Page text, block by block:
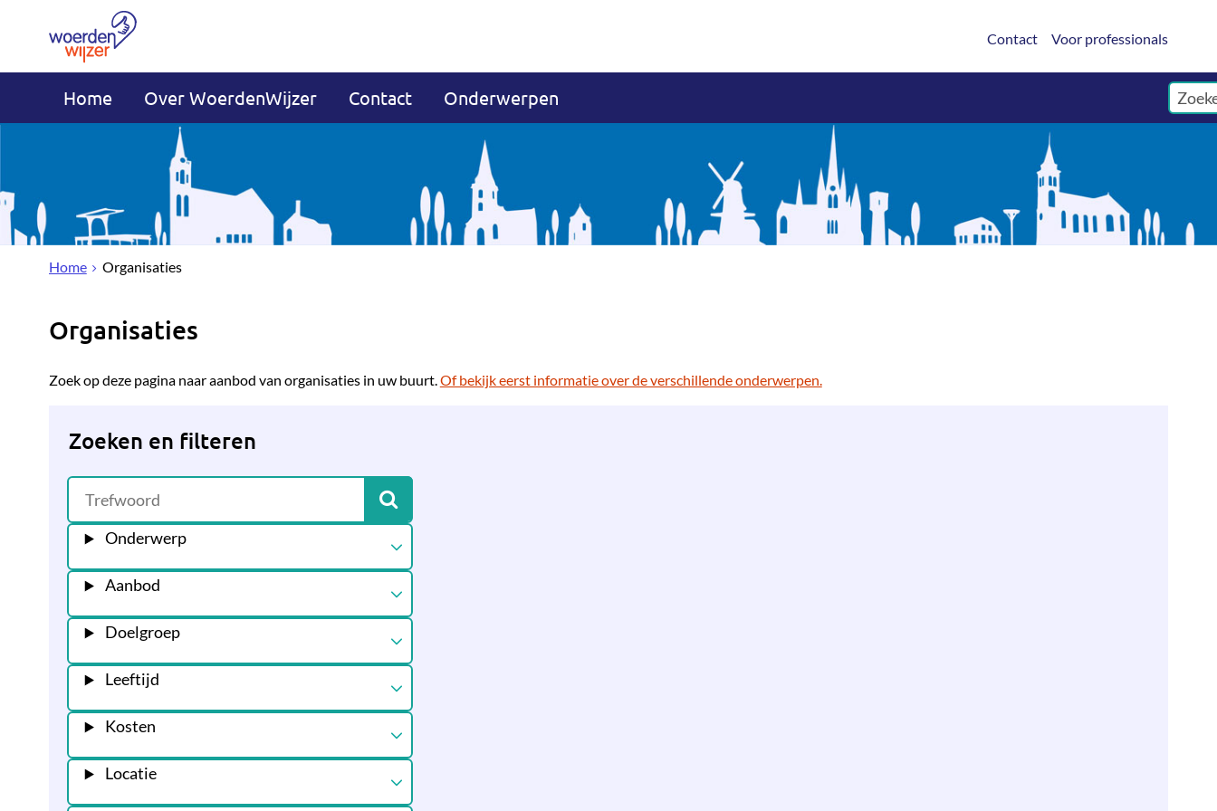
Contact Voor professionals
Home Over WoerdenWijzer Contact Onderwerpen
Home Organisaties
Organisaties
Zoek op deze pagina naar aanbod van organisaties in uw buurt.Of bekijk eerst informatie over de verschillende onderwerpen.
Zoeken en filteren
Onderwerp
Aanbod
Doelgroep
Leeftijd
Kosten
Locatie